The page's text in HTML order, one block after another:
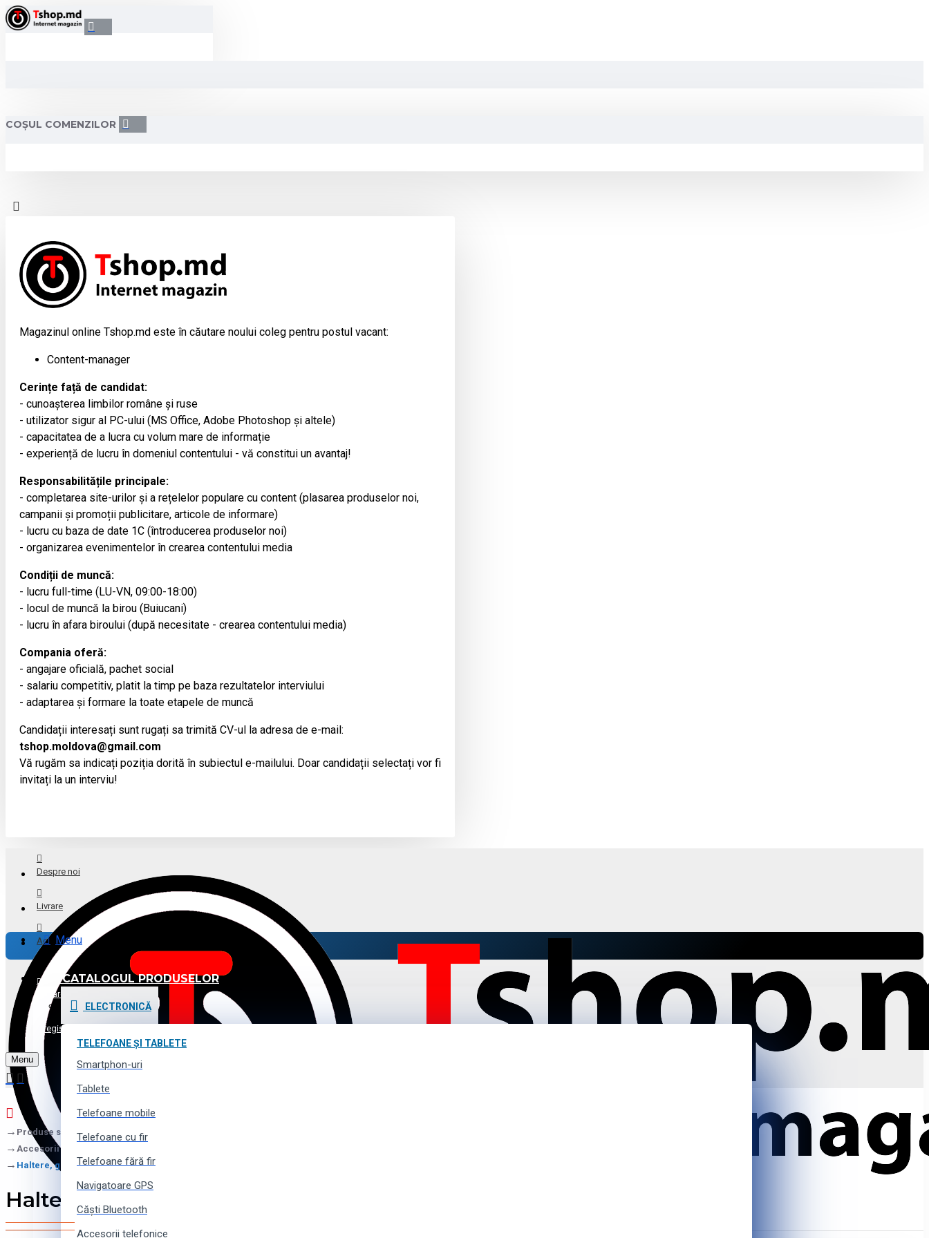
COȘUL COMENZILOR
Magazinul online Tshop.md este în căutare noului coleg pentru postul vacant:
Content-manager
Cerințe față de candidat:
- cunoașterea limbilor române și ruse
- utilizator sigur al PC-ului (MS Office, Adobe Photoshop și altele)
- capacitatea de a lucra cu volum mare de informație
- experiență de lucru în domeniul contentului - vă constitui un avantaj!
Responsabilitățile principale:
- completarea site-urilor și a rețelelor populare cu content (plasarea produselor noi,
campanii și promoții publicitare, articole de informare)
- lucru cu baza de date 1С (întroducerea produselor noi)
- organizarea evenimentelor în crearea contentului media
Condiții de muncă:
- lucru full-time (LU-VN, 09:00-18:00)
- locul de muncă la birou (Buiucani)
- lucru în afara biroului (după necesitate - crearea contentului media)
Compania oferă:
- angajare oficială, pachet social
- salariu competitiv, platit la timp pe baza rezultatelor interviului
- adaptarea și formare la toate etapele de muncă
Candidații interesați sunt rugați sa trimită CV-ul la adresa de e-mail:
tshop.moldova@gmail.com
Vă rugăm sa indicați poziția dorită în subiectul e-mailului. Doar candidații selectați vor fi
invitați la un interviu!
Despre noi
Livrare
Achitare
Promoții și Reduceri
Voucher cadou
Contacte
Menu
CATALOGUL PRODUSELOR
ELECTRONICĂ
TELEFOANE ȘI TABLETE
Smartphon-uri
Tablete
Telefoane mobile
Telefoane cu fir
Telefoane fără fir
Navigatoare GPS
Căști Bluetooth
Accesorii telefonice
Logare
Înregistrare
Menu
Produse sportive, pentru tourism și camping
Accesorii sportive
Haltere, gantele, greutăți
Haltere, gantele, greutăți